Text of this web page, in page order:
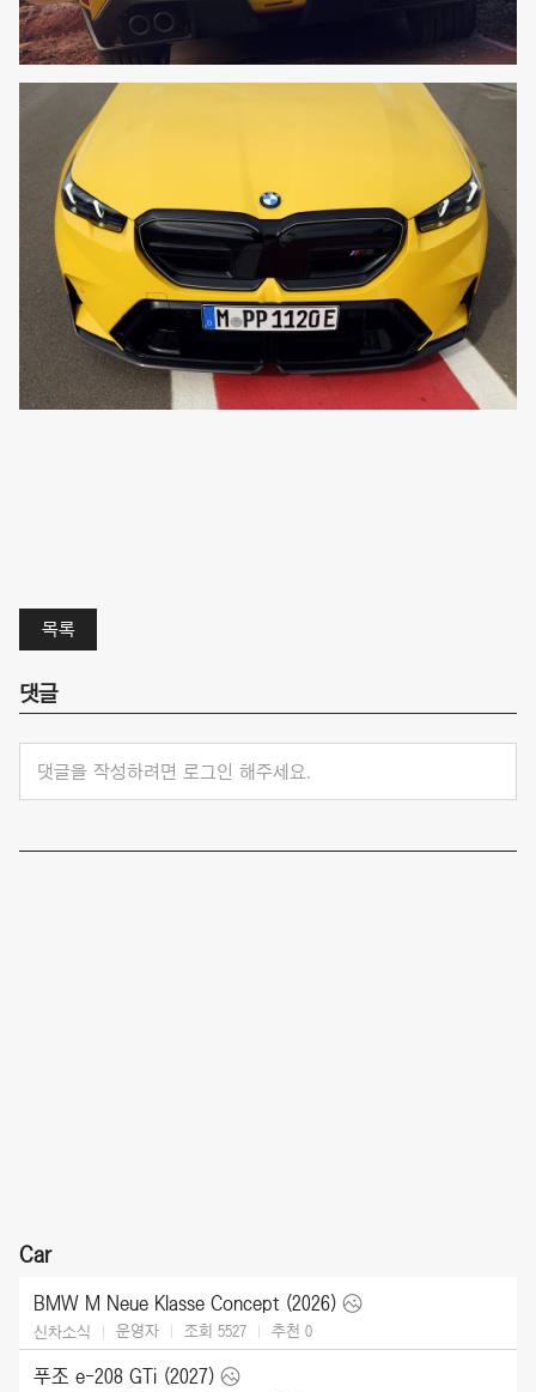
목록
댓글
댓글을 작성하려면 로그인 해주세요.
Car
BMW M Neue Klasse Concept (2026)
신차소식 운영자 조회 5527 추천 0
푸조 e-208 GTi (2027)